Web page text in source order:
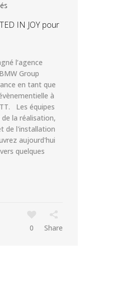
IN JOY pour
l’agence
Group
en tant que
à
Les équipes
la réalisation,
de l'installation
aujourd'hui
quelques
0 Share